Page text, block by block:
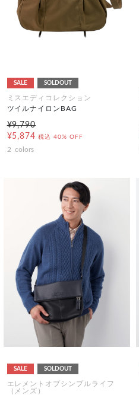
SALE SOLDOUT
ミスエディコレクション
ツイルナイロンBAG
¥9,790
¥5,874 税込 40% OFF
2 colors
SALE SOLDOUT
エレメントオブシンプルライフ
（メンズ）